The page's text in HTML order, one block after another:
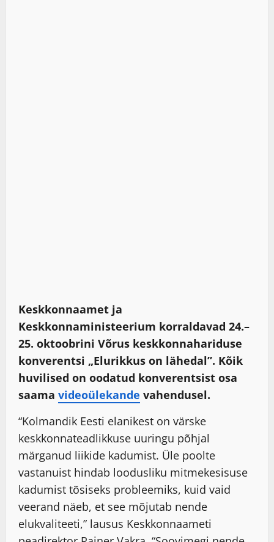
Keskkonnaamet ja
Keskkonnaministeerium korraldavad 24.–
25. oktoobrini Võrus keskkonnahariduse
konverentsi „Elurikkus on lähedal”. Kõik
huvilised on oodatud konverentsist osa
saama videoülekande vahendusel.
“Kolmandik Eesti elanikest on värske
keskkonnateadlikkuse uuringu põhjal
märganud liikide kadumist. Üle poolte
vastanuist hindab loodusliku mitmekesisuse
kadumist tõsiseks probleemiks, kuid vaid
veerand näeb, et see mõjutab nende
elukvaliteeti,” lausus Keskkonnaameti